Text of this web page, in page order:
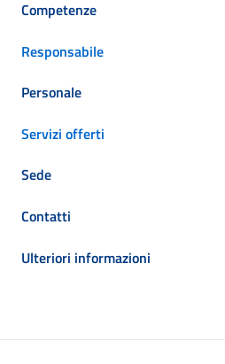
Competenze
Responsabile
Personale
Servizi offerti
Sede
Contatti
Ulteriori informazioni